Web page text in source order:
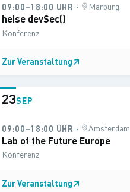
09:00–18:00 UHR · Marburg
heise devSec()
Konferenz
Zur Veranstaltung↗
23SEP
09:00–18:00 UHR · Amsterdam
Lab of the Future Europe
Konferenz
Zur Veranstaltung↗